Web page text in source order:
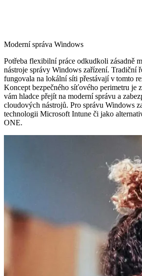
Moderní správa Windows
Potřeba flexibilní práce odkudkoli zásadně
nástroje správy Windows zařízení. Tradiční
fungovala na lokální síti přestávají v tomto
Koncept bezpečného síťového perimetru je
vám hladce přejít na moderní správu a
cloudových nástrojů. Pro správu Windows
technologii Microsoft Intune či jako
ONE.